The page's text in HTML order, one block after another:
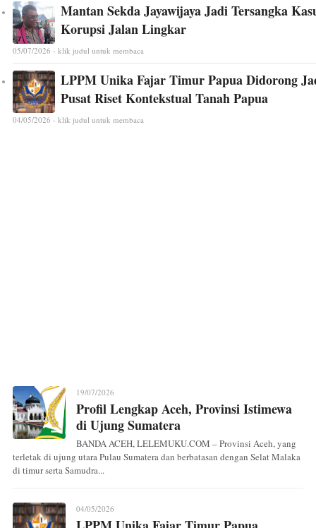
Mantan Sekda Jayawijaya Jadi Tersangka
Korupsi Jalan Lingkar
05/07/2026 - klik judul untuk membaca
LPPM Unika Fajar Timur Papua Didorong
Pusat Riset Kontekstual Tanah Papua
04/05/2026 - klik judul untuk membaca
19/07/2026
Profil Lengkap Aceh, Provinsi Istimewa
di Ujung Sumatera
BANDA ACEH, LELEMUKU.COM – Provinsi Aceh, yang
terletak di ujung utara Pulau Sumatera dan berbatasan dengan Selat Malaka
di timur serta Samudra...
04/05/2026